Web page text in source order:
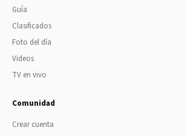
Guía
Clasificados
Foto del día
Videos
TV en vivo
Comunidad
Crear cuenta